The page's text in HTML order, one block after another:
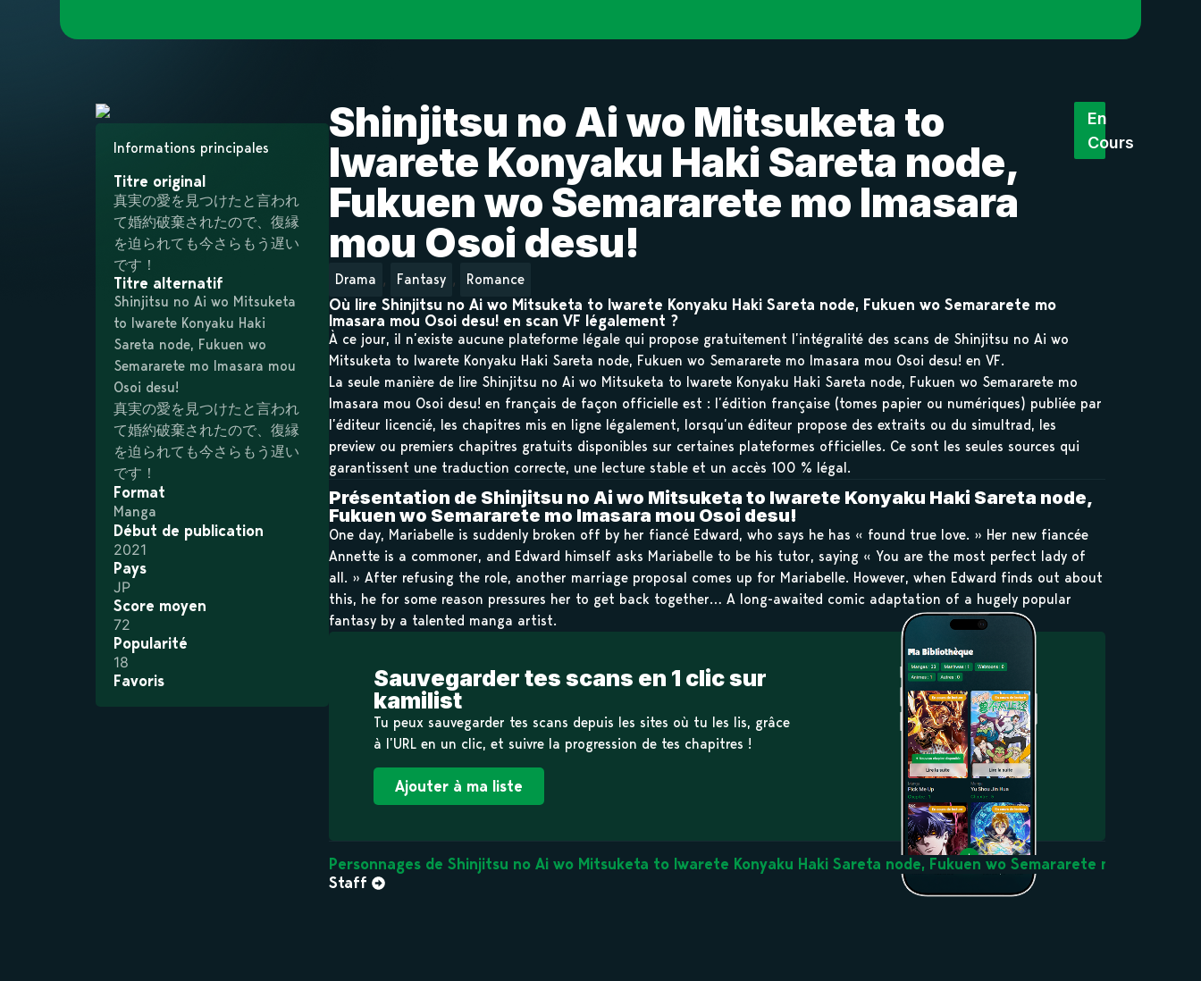
Shinjitsu no Ai wo Mitsuketa to
Iwarete Konyaku Haki Sareta node,
Fukuen wo Semararete mo Imasara
mou Osoi desu!
En
Cours
Drama Fantasy Romance
Où lire Shinjitsu no Ai wo Mitsuketa to Iwarete Konyaku Haki Sareta node, Fukuen wo Semararete mo
Imasara mou Osoi desu! en scan VF légalement ?
À ce jour, il n’existe aucune plateforme légale qui propose gratuitement l’intégralité des scans de Shinjitsu no Ai wo
Mitsuketa to Iwarete Konyaku Haki Sareta node, Fukuen wo Semararete mo Imasara mou Osoi desu! en VF.
La seule manière de lire Shinjitsu no Ai wo Mitsuketa to Iwarete Konyaku Haki Sareta node, Fukuen wo Semararete mo
Imasara mou Osoi desu! en français de façon officielle est : l’édition française (tomes papier ou numériques) publiée par
l’éditeur licencié, les chapitres mis en ligne légalement, lorsqu’un éditeur propose des extraits ou du simultrad, les
preview ou premiers chapitres gratuits disponibles sur certaines plateformes officielles. Ce sont les seules sources qui
garantissent une traduction correcte, une lecture stable et un accès 100 % légal.
Présentation de Shinjitsu no Ai wo Mitsuketa to Iwarete Konyaku Haki Sareta node,
Fukuen wo Semararete mo Imasara mou Osoi desu!
One day, Mariabelle is suddenly broken off by her fiancé Edward, who says he has « found true love. » Her new fiancée
Annette is a commoner, and Edward himself asks Mariabelle to be his tutor, saying « You are the most perfect lady of
all. » After refusing the role, another marriage proposal comes up for Mariabelle. However, when Edward finds out about
this, he for some reason pressures her to get back together… A long-awaited comic adaptation of a hugely popular
fantasy by a talented manga artist.
Sauvegarder tes scans en 1 clic sur
kamilist
Tu peux sauvegarder tes scans depuis les sites où tu les lis, grâce
à l’URL en un clic, et suivre la progression de tes chapitres !
Ajouter à ma liste
Personnages de Shinjitsu no Ai wo Mitsuketa to Iwarete Konyaku Haki Sareta node, Fukuen wo Semararete mo Imasara
Staff
Informations principales
Titre original
真実の愛を見つけたと言われ
て婚約破棄されたので、復縁
を迫られても今さらもう遅い
です！
Titre alternatif
Shinjitsu no Ai wo Mitsuketa
to Iwarete Konyaku Haki
Sareta node, Fukuen wo
Semararete mo Imasara mou
Osoi desu!
真実の愛を見つけたと言われ
て婚約破棄されたので、復縁
を迫られても今さらもう遅い
です！
Format
Manga
Début de publication
2021
Pays
JP
Score moyen
72
Popularité
18
Favoris